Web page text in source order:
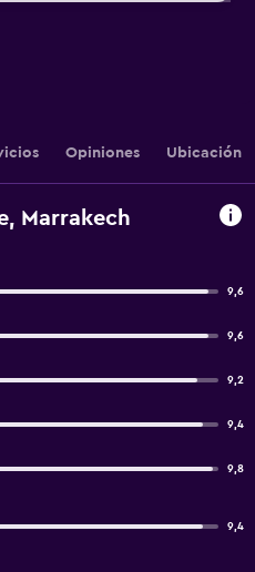
Opiniones Ubicación
Marrakech
9,6
9,6
9,2
9,4
9,8
9,4